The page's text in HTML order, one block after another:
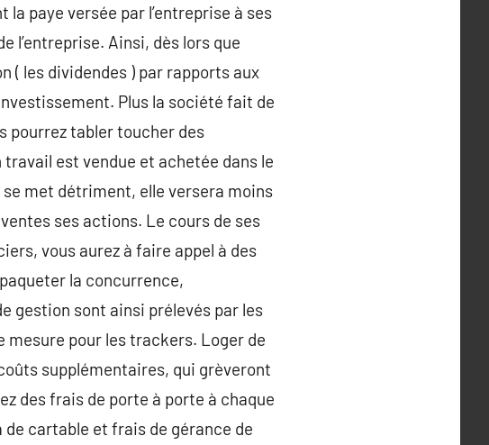
paye versée par l’entreprise à ses
l’entreprise. Ainsi, dès lors que
( les dividendes ) par rapports aux
Plus la société fait de
pourrez tabler toucher des
travail est vendue et achetée dans le
met détriment, elle versera moins
ses actions. Le cours de ses
vous aurez à faire appel à des
la concurrence,
gestion sont ainsi prélevés par les
mesure pour les trackers. Loger de
supplémentaires, qui grèveront
des frais de porte à porte à chaque
de cartable et frais de gérance de